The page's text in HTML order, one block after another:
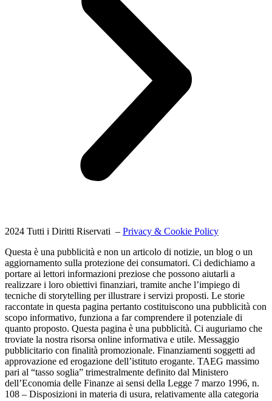
2024 Tutti i Diritti Riservati – Privacy & Cookie Policy
Questa è una pubblicità e non un articolo di notizie, un blog o un
aggiornamento sulla protezione dei consumatori. Ci dedichiamo a
portare ai lettori informazioni preziose che possono aiutarli a
realizzare i loro obiettivi finanziari, tramite anche l’impiego di
tecniche di storytelling per illustrare i servizi proposti. Le storie
raccontate in questa pagina pertanto costituiscono una pubblicità con
scopo informativo, funziona a far comprendere il potenziale di
quanto proposto. Questa pagina è una pubblicità. Ci auguriamo che
troviate la nostra risorsa online informativa e utile. Messaggio
pubblicitario con finalità promozionale. Finanziamenti soggetti ad
approvazione ed erogazione dell’istituto erogante. TAEG massimo
pari al “tasso soglia” trimestralmente definito dal Ministero
dell’Economia delle Finanze ai sensi della Legge 7 marzo 1996, n.
108 – Disposizioni in materia di usura, relativamente alla categoria